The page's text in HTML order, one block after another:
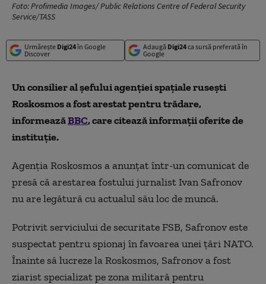
Foto: Profimedia Images/ Public Relations Centre of Federal Security
Service/TASS
Urmărește Digi24în Google
Discover
Adaugă Digi24ca sursă preferată în
Google
Un consilier al șefului agenției spațiale rusești
Roskosmos a fost arestat pentru trădare,
informeazăBBC, care citează informații oferite de
instituție.
Agenția Roskosmos a anunțat într-un comunicat de
presă că arestarea fostului jurnalist Ivan Safronov
nu are legătură cu actualul său loc de muncă.
Potrivit serviciului de securitate FSB, Safronov este
suspectat pentru spionaj în favoarea unei țări NATO.
Înainte să lucreze la Roskosmos, Safronov a fost
ziarist specializat pe zona militară pentru